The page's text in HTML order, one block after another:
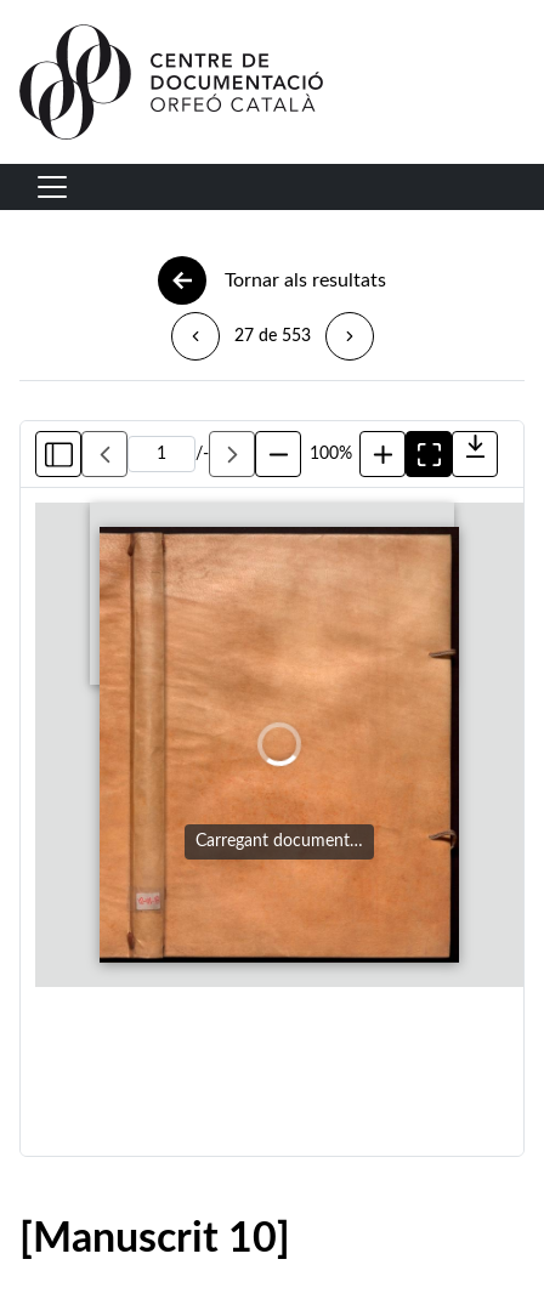
Vés al contingut
Navegació principal
Tornar als resultats
27 de 553
/- 100%
Carregant document…
[Manuscrit 10]